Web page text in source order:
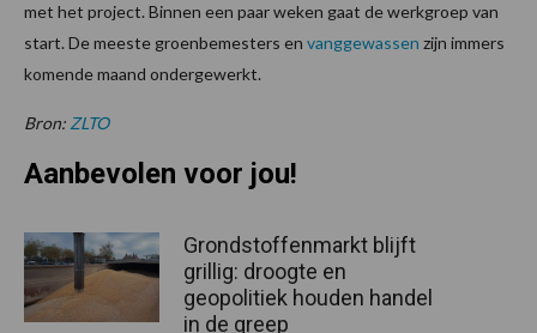
met het project. Binnen een paar weken gaat de werkgroep van
start. De meeste groenbemesters en vanggewassen zijn immers
komende maand ondergewerkt.
Bron: ZLTO
Aanbevolen voor jou!
Grondstoffenmarkt blijft
grillig: droogte en
geopolitiek houden handel
in de greep